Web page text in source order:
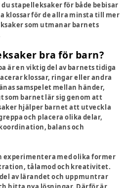
stapelleksaker för både bebisar
klossar för de allra minsta till mer
som utmanar barnets
bra för barn?
är en viktig del av barnets tidiga
klossar, ringar eller andra
samspelet mellan händer,
som barnet lär sig genom att
hjälper barnet att utveckla
och placera olika delar,
balans och
experimentera med olika former
tålamod och kreativitet.
av lärandet och uppmuntrar